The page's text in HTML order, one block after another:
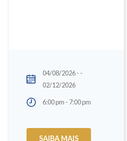
04/08/2026 - -
02/12/2026
6:00 pm - 7:00 pm
SAIBA MAIS